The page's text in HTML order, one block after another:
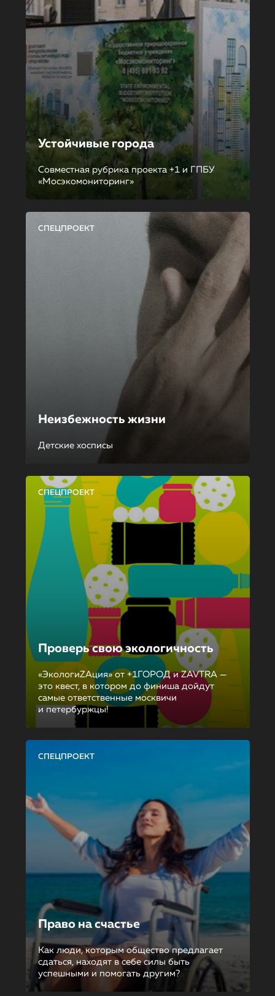
Устойчивые города
Совместная рубрика проекта +1 и ГПБУ
«Мосэкомониторинг»
СПЕЦПРОЕКТ
Неизбежность жизни
Детские хосписы
СПЕЦПРОЕКТ
Проверь свою экологичность
«ЭкологиZAция» от +1ГОРОД и ZAVTRA —
это квест, в котором до финиша дойдут
самые ответственные москвичи
и петербуржцы!
СПЕЦПРОЕКТ
Право на счастье
Как люди, которым общество предлагает
сдаться, находят в себе силы быть
успешными и помогать другим?